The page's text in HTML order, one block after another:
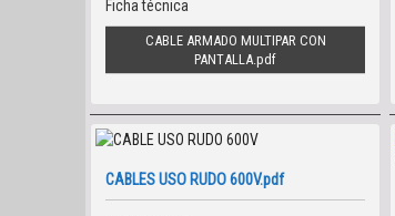
Ficha técnica
CABLE ARMADO MULTIPAR CON
PANTALLA
CABLES USO RUDO 600V.pdf